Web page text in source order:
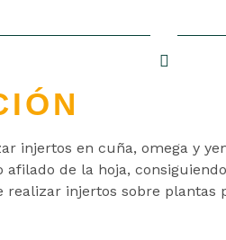
injertos en cuña, omega y
afilado de la hoja,
injertos sobre plantas